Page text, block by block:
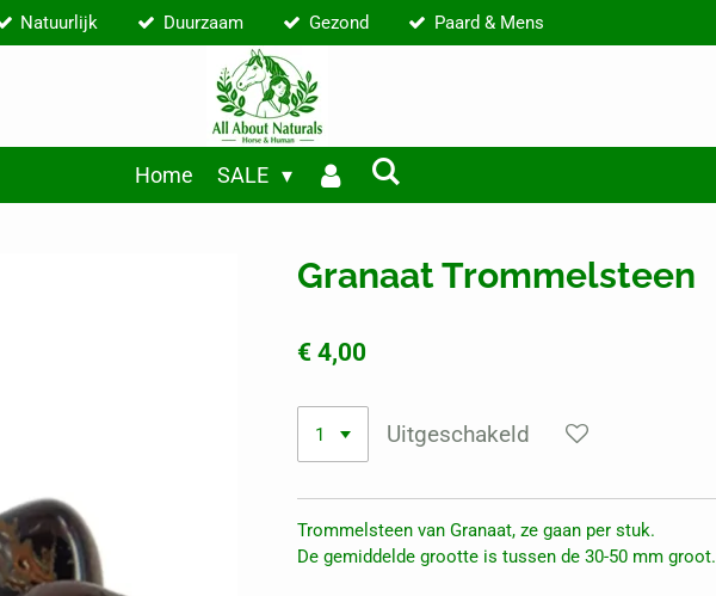
Natuurlijk Duurzaam Gezond Paard & Mens
Home SALE
Granaat Trommelsteen
€ 4,00
Uitgeschakeld
Trommelsteen van Granaat, ze gaan per stuk.
De gemiddelde grootte is tussen de 30-50 mm groot.